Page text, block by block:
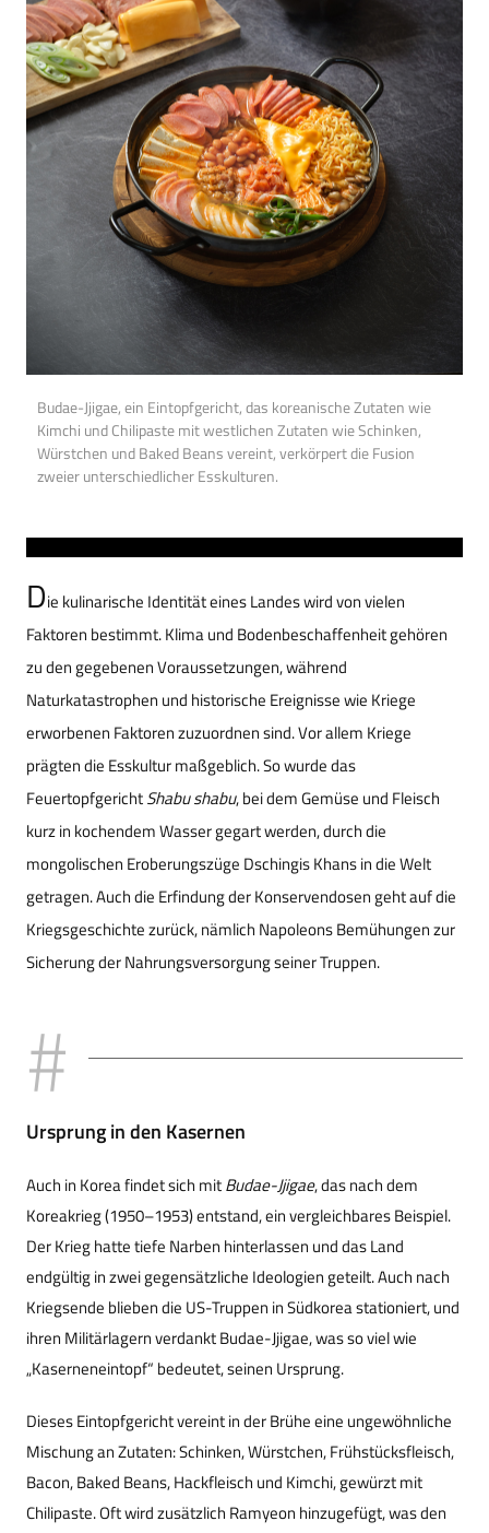
Budae-Jjigae, ein Eintopfgericht, das koreanische Zutaten wie
Kimchi und Chilipaste mit westlichen Zutaten wie Schinken,
Würstchen und Baked Beans vereint, verkörpert die Fusion
zweier unterschiedlicher Esskulturen.
Die kulinarische Identität eines Landes wird von vielen
Faktoren bestimmt. Klima und Bodenbeschaffenheit gehören
zu den gegebenen Voraussetzungen, während
Naturkatastrophen und historische Ereignisse wie Kriege
erworbenen Faktoren zuzuordnen sind. Vor allem Kriege
prägten die Esskultur maßgeblich. So wurde das
FeuertopfgerichtShabu shabu, bei dem Gemüse und Fleisch
kurz in kochendem Wasser gegart werden, durch die
mongolischen Eroberungszüge Dschingis Khans in die Welt
getragen. Auch die Erfindung der Konservendosen geht auf die
Kriegsgeschichte zurück, nämlich Napoleons Bemühungen zur
Sicherung der Nahrungsversorgung seiner Truppen.
Ursprung in den Kasernen
Auch in Korea findet sich mitBudae-Jjigae, das nach dem
Koreakrieg (1950–1953) entstand, ein vergleichbares Beispiel.
Der Krieg hatte tiefe Narben hinterlassen und das Land
endgültig in zwei gegensätzliche Ideologien geteilt. Auch nach
Kriegsende blieben die US-Truppen in Südkorea stationiert, und
ihren Militärlagern verdankt Budae-Jjigae, was so viel wie
„Kaserneneintopf“ bedeutet, seinen Ursprung.
Dieses Eintopfgericht vereint in der Brühe eine ungewöhnliche
Mischung an Zutaten: Schinken, Würstchen, Frühstücksfleisch,
Bacon, Baked Beans, Hackfleisch und Kimchi, gewürzt mit
Chilipaste. Oft wird zusätzlich Ramyeon hinzugefügt, was den